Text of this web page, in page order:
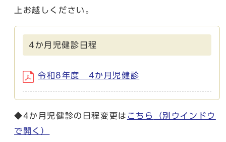
上お越しください。
4か月児健診日程
令和8年度 4か月児健診
◆4か月児健診の日程変更は こちら
（別ウインドウ
で開く）